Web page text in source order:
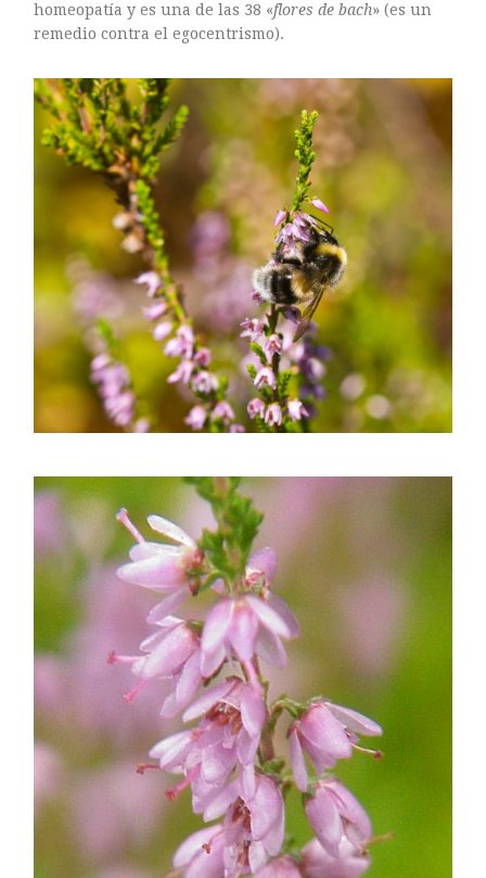
agosto 2016
julio 2016
mayo 2016
abril 2016
marzo 2016
febrero 2016
diciembre 2015
noviembre 2015
octubre 2015
septiembre 2015
agosto 2015
julio 2015
junio 2015
julio 2014
abril 2014
ASTILBE, EL SUEÑO DE UNA NOVIA
Astilbe, las flores que sueñan
MANOS QUE CREAN: ROSA VALLS EN FLORIPLANT
BROMELIAS, BIENVENIDAS A CASA
RANUNCULOS, FRANCESILLAS …
homeopatía y es una de las 38 «flores de bach» (es un
remedio contra el egocentrismo).